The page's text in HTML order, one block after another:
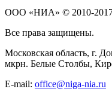
ООО «НИА» © 2010-
Все права защищены.
Московская область, г.
мкрн. Белые Столбы,
E-mail: office@niga-nia.ru